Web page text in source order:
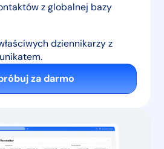
z globalnej bazy
dziennikarzy z
za darmo